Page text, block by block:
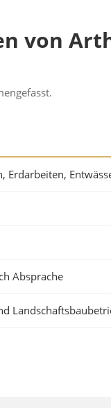
von
Erdarbeiten,
Absprache